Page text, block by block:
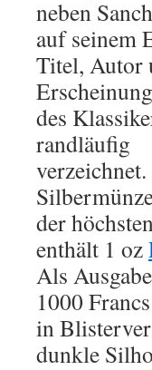
neben
auf seinem
Titel, Autor
des
randläufig
der
enthält 1 oz
Als
1000
in
dunkle